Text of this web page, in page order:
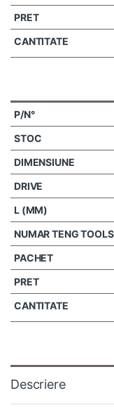
Descriere